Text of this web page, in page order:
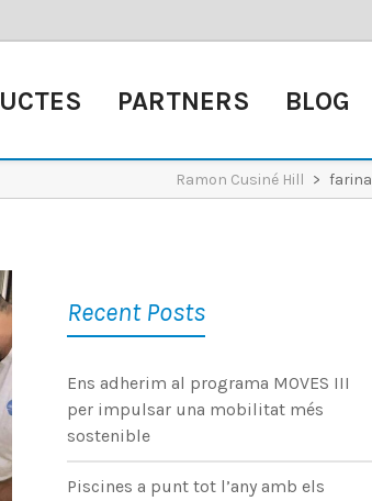
PARTNERS BLOG
Ramon Cusiné Hill > farina
Recent Posts
Ens adherim al programa MOVES III
per impulsar una mobilitat més
sostenible
Piscines a punt tot l’any amb els